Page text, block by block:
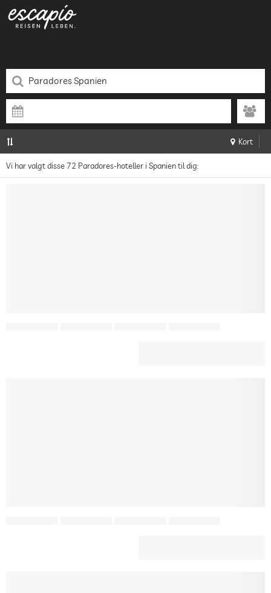
Kort
Vi har valgt disse 72 Paradores-hoteller i Spanien til dig: